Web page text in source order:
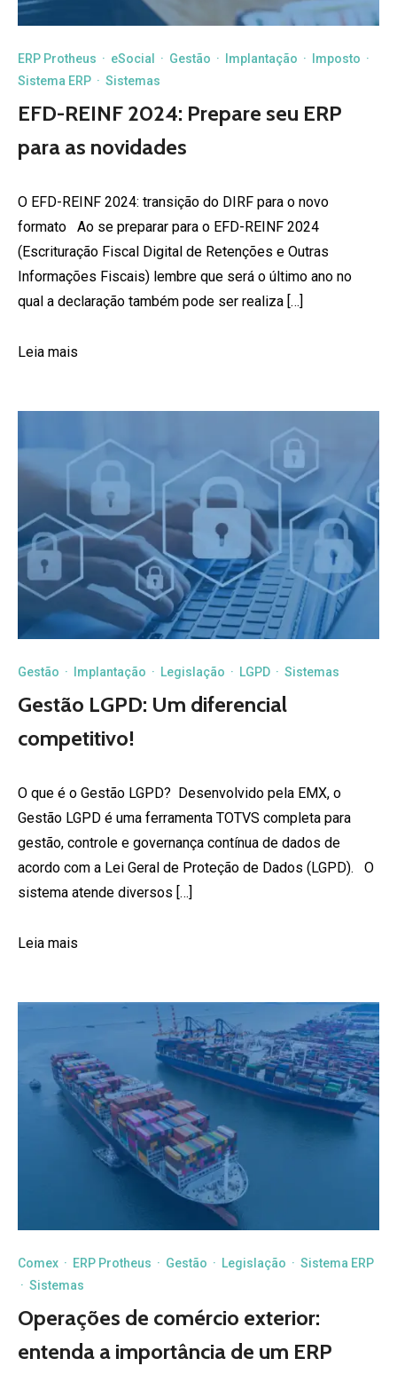
ERP Protheus · eSocial · Gestão · Implantação · Imposto ·
Sistema ERP · Sistemas
EFD-REINF 2024: Prepare seu ERP
para as novidades
O EFD-REINF 2024: transição do DIRF para o novo
formato Ao se preparar para o EFD-REINF 2024
(Escrituração Fiscal Digital de Retenções e Outras
Informações Fiscais) lembre que será o último ano no
qual a declaração também pode ser realiza […]
Leia mais
Gestão · Implantação · Legislação · LGPD · Sistemas
Gestão LGPD: Um diferencial
competitivo!
O que é o Gestão LGPD? Desenvolvido pela EMX, o
Gestão LGPD é uma ferramenta TOTVS completa para
gestão, controle e governança contínua de dados de
acordo com a Lei Geral de Proteção de Dados (LGPD). O
sistema atende diversos […]
Leia mais
Comex · ERP Protheus · Gestão · Legislação · Sistema ERP
· Sistemas
Operações de comércio exterior:
entenda a importância de um ERP